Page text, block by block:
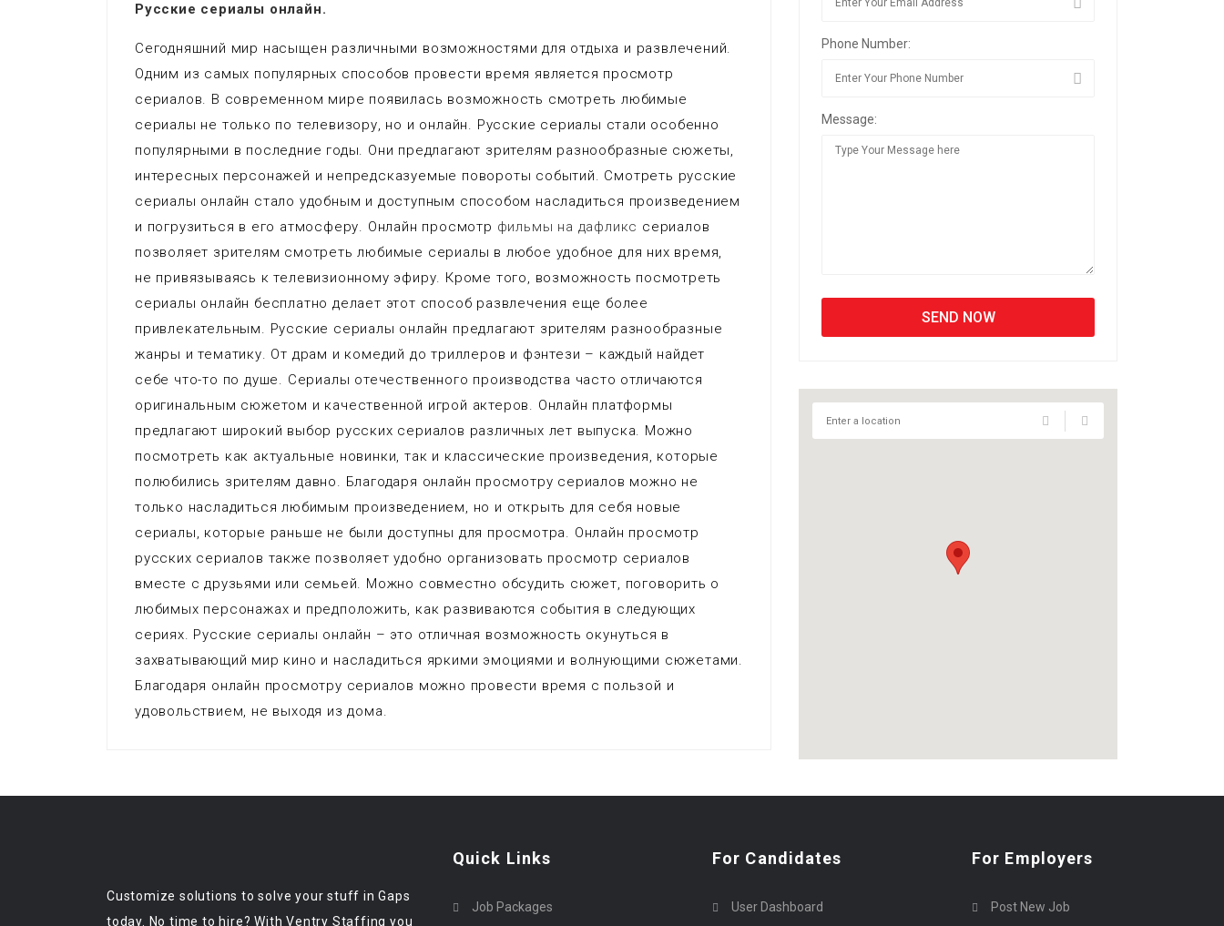
Русские сериалы онлайн.
Сегодняшний мир насыщен различными возможностями для отдыха и развлечений.
Одним из самых популярных способов провести время является просмотр
сериалов. В современном мире появилась возможность смотреть любимые
сериалы не только по телевизору, но и онлайн. Русские сериалы стали особенно
популярными в последние годы. Они предлагают зрителям разнообразные сюжеты,
интересных персонажей и непредсказуемые повороты событий. Смотреть русские
сериалы онлайн стало удобным и доступным способом насладиться произведением
и погрузиться в его атмосферу. Онлайн просмотр фильмы на дафликс сериалов
позволяет зрителям смотреть любимые сериалы в любое удобное для них время,
не привязываясь к телевизионному эфиру. Кроме того, возможность посмотреть
сериалы онлайн бесплатно делает этот способ развлечения еще более
привлекательным. Русские сериалы онлайн предлагают зрителям разнообразные
жанры и тематику. От драм и комедий до триллеров и фэнтези – каждый найдет
себе что-то по душе. Сериалы отечественного производства часто отличаются
оригинальным сюжетом и качественной игрой актеров. Онлайн платформы
предлагают широкий выбор русских сериалов различных лет выпуска. Можно
посмотреть как актуальные новинки, так и классические произведения, которые
полюбились зрителям давно. Благодаря онлайн просмотру сериалов можно не
только насладиться любимым произведением, но и открыть для себя новые
сериалы, которые раньше не были доступны для просмотра. Онлайн просмотр
русских сериалов также позволяет удобно организовать просмотр сериалов
вместе с друзьями или семьей. Можно совместно обсудить сюжет, поговорить о
любимых персонажах и предположить, как развиваются события в следующих
сериях. Русские сериалы онлайн – это отличная возможность окунуться в
захватывающий мир кино и насладиться яркими эмоциями и волнующими сюжетами.
Благодаря онлайн просмотру сериалов можно провести время с пользой и
удовольствием, не выходя из дома.
Phone Number:
Message:
Customize solutions to solve your stuff in Gaps
today. No time to hire? With Ventry Staffing you
Quick Links
Job Packages
For Candidates
User Dashboard
For Employers
Post New Job